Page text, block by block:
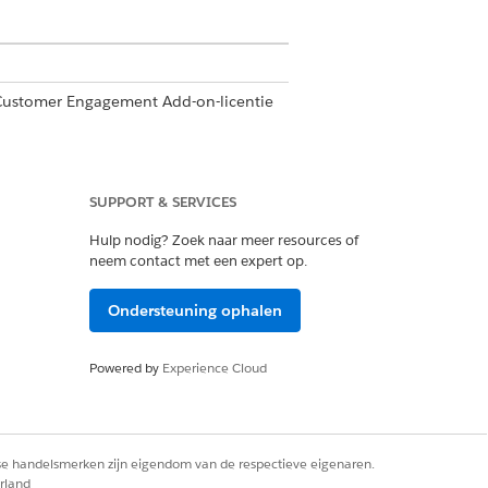
Engagement Add-on-licentie
een leeg tijdstip.
voor het voorkeuradres
alle adressen voor een account
van de aanbieder, de
te tonen.
op grond van uw regels voor
SUPPORT & SERVICES
Hulp nodig? Zoek naar meer resources of
neem contact met een expert op.
Ondersteuning ophalen
Powered by Experience Cloud
handelsmerken zijn eigendom van de respectieve eigenaren.